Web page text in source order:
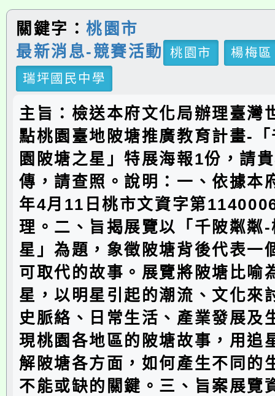
關鍵字：桃園市
最新消息-競賽活動
桃園市
楊梅區
瑞坪國民中學
主旨：檢送本府文化局辦理臺灣
點桃園臺地陂塘推廣教育計畫-
園陂塘之星」特展海報1份，請
傳，請查照。說明：一、依據本
年4月11日桃市文資字第
理。二、旨揭展覽以「千陂粼粼
星」為題，象徵陂塘背後代表一
可取代的故事。展覽將陂塘比喻
星，以明星引起的潮流、文化來
史脈絡、日常生活、產業發展及
現桃園各地區的陂塘故事，用追
解陂塘各方面，如何產生不同的
不能或缺的關鍵。三、旨案展覽